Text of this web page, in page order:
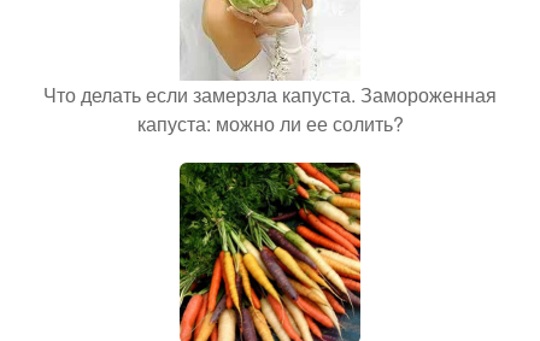
Что делать если замерзла капуста. Замороженная
капуста: можно ли ее солить?